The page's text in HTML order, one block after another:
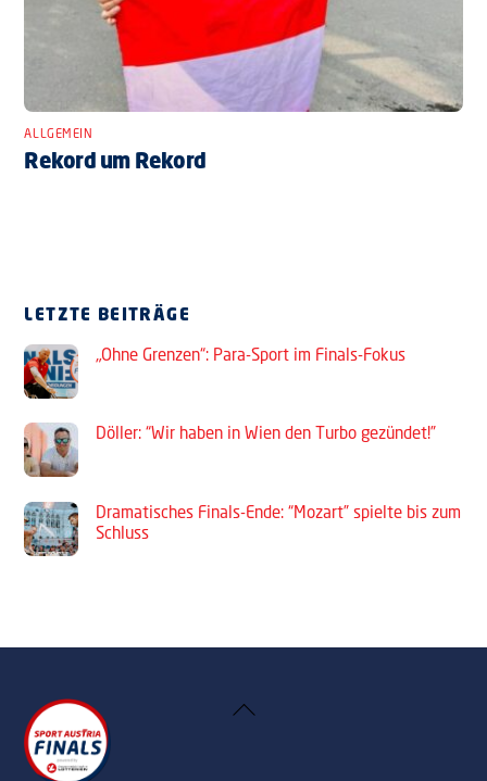
ALLGEMEIN
Rekord um Rekord
LETZTE BEITRÄGE
„Ohne Grenzen“: Para-Sport im Finals-Fokus
Döller: “Wir haben in Wien den Turbo gezündet!”
Dramatisches Finals-Ende: “Mozart” spielte bis zum
Schluss
Back